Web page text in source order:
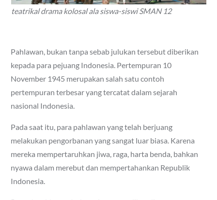
teatrikal drama kolosal ala siswa-siswi SMAN 12
Pahlawan, bukan tanpa sebab julukan tersebut diberikan
kepada para pejuang Indonesia. Pertempuran 10
November 1945 merupakan salah satu contoh
pertempuran terbesar yang tercatat dalam sejarah
nasional Indonesia.
Pada saat itu, para pahlawan yang telah berjuang
melakukan pengorbanan yang sangat luar biasa. Karena
mereka mempertaruhkan jiwa, raga, harta benda, bahkan
nyawa dalam merebut dan mempertahankan Republik
Indonesia.